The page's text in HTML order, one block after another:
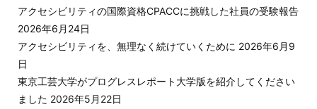
アクセシビリティの国際資格CPACCに挑戦した社員の受験報告
2026年6月24日
アクセシビリティを、無理なく続けていくために 2026年6月9
日
東京工芸大学がプログレスレポート大学版を紹介してください
ました 2026年5月22日